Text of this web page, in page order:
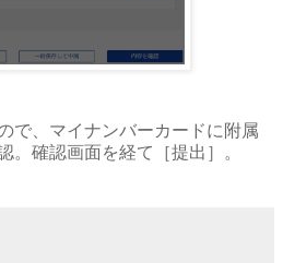
で、マイナンバーカードに附属
。確認画面を経て［提出］。